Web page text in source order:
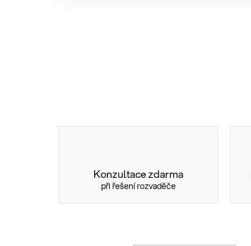
Konzultace zdarma
při řešení rozvaděče